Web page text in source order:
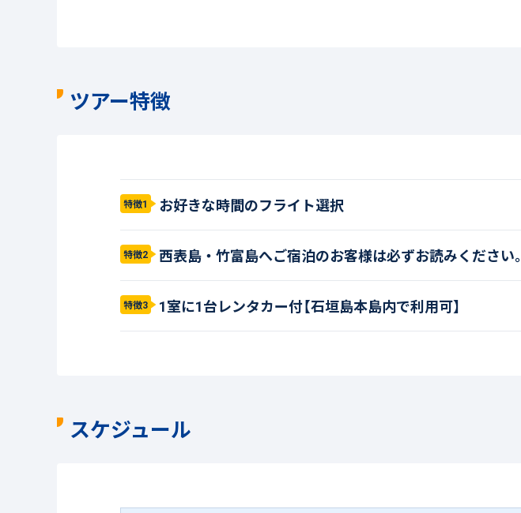
ツアー特徴
特徴1 お好きな時間のフライト選択
特徴2 西表島・竹富島へご宿泊のお客様は必ずお読みください。
特徴3 1室に1台レンタカー付【石垣島本島内で利用可】
スケジュール